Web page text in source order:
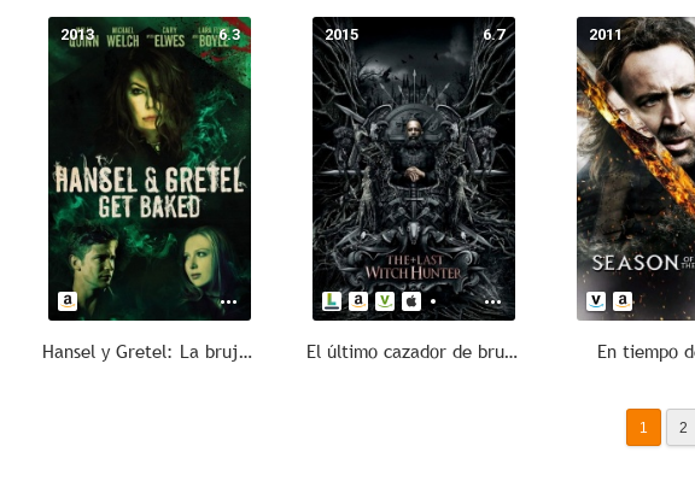
6.3
2013
Hansel y Gretel: La bruja del Bosque Negro
6.7
2015
El último cazador de brujas
2011
En tiempo
1 2